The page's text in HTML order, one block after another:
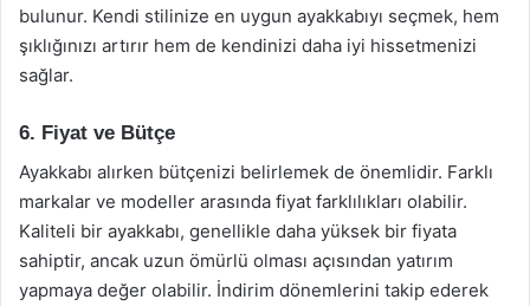
bulunur. Kendi stilinize en uygun ayakkabıyı seçmek, hem
şıklığınızı artırır hem de kendinizi daha iyi hissetmenizi
sağlar.
6. Fiyat ve Bütçe
Ayakkabı alırken bütçenizi belirlemek de önemlidir. Farklı
markalar ve modeller arasında fiyat farklılıkları olabilir.
Kaliteli bir ayakkabı, genellikle daha yüksek bir fiyata
sahiptir, ancak uzun ömürlü olması açısından yatırım
yapmaya değer olabilir. İndirim dönemlerini takip ederek